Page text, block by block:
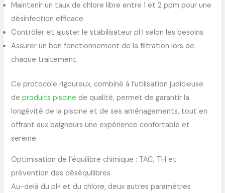
Maintenir un taux de chlore libre entre 1 et 2 ppm pour une
désinfection efficace.
Contrôler et ajuster le stabilisateur pH selon les besoins.
Assurer un bon fonctionnement de la filtration lors de
chaque traitement.
Ce protocole rigoureux, combiné à l’utilisation judicieuse
deproduits piscine de qualité, permet de garantir la
longévité de la piscine et de ses aménagements, tout en
offrant aux baigneurs une expérience confortable et
sereine.
Optimisation de l’équilibre chimique : TAC, TH et
prévention des déséquilibres
Au-delà du pH et du chlore, deux autres paramètres